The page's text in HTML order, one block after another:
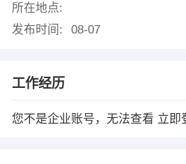
所在地点:
发布时间:
08-07
工作经历
您不是企业账号，无法查看 立即